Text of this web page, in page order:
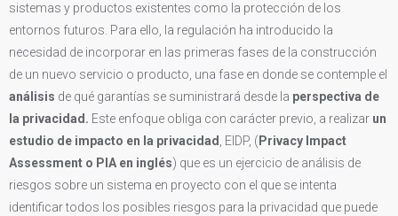
sistemas y productos existentes como la protección de los
entornos futuros. Para ello, la regulación ha introducido la
necesidad de incorporar en las primeras fases de la construcción
de un nuevo servicio o producto, una fase en donde se contemple el
análisis de qué garantías se suministrará desde la perspectiva de
la privacidad. Este enfoque obliga con carácter previo, a realizar un
estudio de impacto en la privacidad
, EIDP, ( Privacy Impact
Assessment o PIA en inglés) que es un ejercicio de análisis de
riesgos sobre un sistema en proyecto con el que se intenta
identificar todos los posibles riesgos para la privacidad que puede